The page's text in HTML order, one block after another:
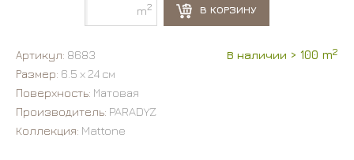
m2 В КОРЗИНУ
Артикул: 8683 В наличии > 100 m2
Размер: 6.5 х 24 см
Поверхность: Матовая
Производитель: PARADYZ
Коллекция: Mattone